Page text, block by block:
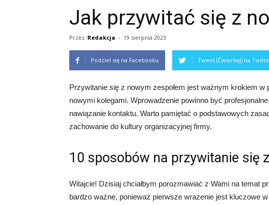
Jak przywitać się z
Przez Redakcja - 19 sierpnia 2023
Podziel się na Facebooku Tweet (Ćwierkaj) na
Przywitanie się z nowym zespołem jest ważnym krokiem w
nowymi kolegami. Wprowadzenie powinno być
nawiązanie kontaktu. Warto pamiętać o podstawowych
zachowanie do kultury organizacyjnej firmy.
10 sposobów na przywitanie się
Witajcie! Dzisiaj chciałbym porozmawiać z Wami na temat
bardzo ważne, ponieważ pierwsze wrażenie jest kluczowe